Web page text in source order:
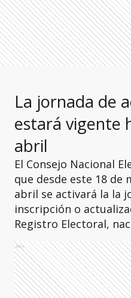
La jornada de
estará vigente
abril
El Consejo Nacional
que desde este 18 de
abril se activará la la
inscripción o
Registro Electoral,
Ads